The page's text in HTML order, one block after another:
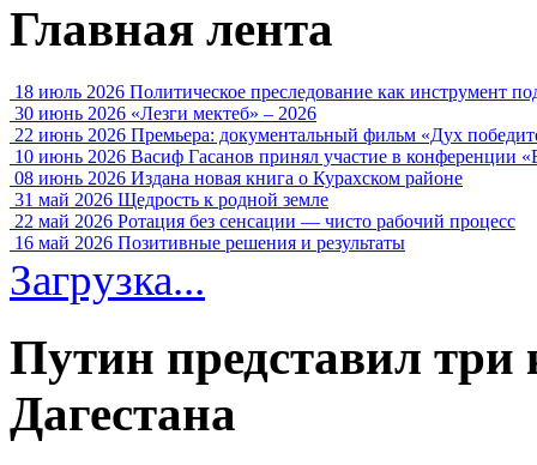
Главная лента
18 июль 2026 Политическое преследование как инструмент
30 июнь 2026 «Лезги мектеб» – 2026
22 июнь 2026 Премьера: документальный фильм «Дух
10 июнь 2026 Васиф Гасанов принял участие в конференции
08 июнь 2026 Издана новая книга о Курахском районе
31 май 2026 Щедрость к родной земле
22 май 2026 Ротация без сенсации — чисто рабочий процесс
16 май 2026 Позитивные решения и результаты
Загрузка...
Путин представил три
Дагестана